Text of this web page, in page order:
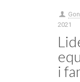
2021
i